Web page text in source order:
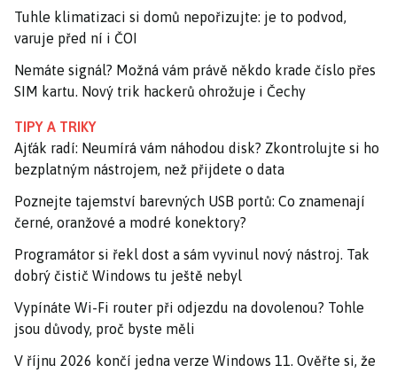
Tuhle klimatizaci si domů nepořizujte: je to podvod,
varuje před ní i ČOI
Nemáte signál? Možná vám právě někdo krade číslo přes
SIM kartu. Nový trik hackerů ohrožuje i Čechy
TIPY A TRIKY
Ajťák radí: Neumírá vám náhodou disk? Zkontrolujte si ho
bezplatným nástrojem, než přijdete o data
Poznejte tajemství barevných USB portů: Co znamenají
černé, oranžové a modré konektory?
Programátor si řekl dost a sám vyvinul nový nástroj. Tak
dobrý čistič Windows tu ještě nebyl
Vypínáte Wi-Fi router při odjezdu na dovolenou? Tohle
jsou důvody, proč byste měli
V říjnu 2026 končí jedna verze Windows 11. Ověřte si, že